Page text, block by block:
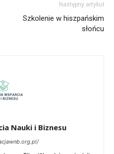
Następny artykuł
Szkolenie w hiszpańskim
słońcu
Nauki i Biznesu